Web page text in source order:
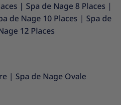
| Spa de Nage 8 Places |
de Nage 10 Places | Spa de
12 Places
| Spa de Nage Ovale